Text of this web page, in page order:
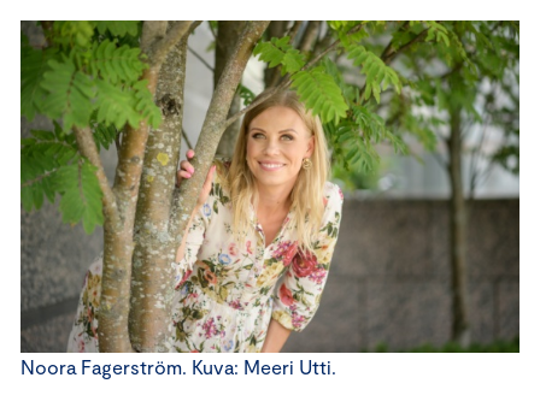
Noora Fagerström. Kuva: Meeri Utti.